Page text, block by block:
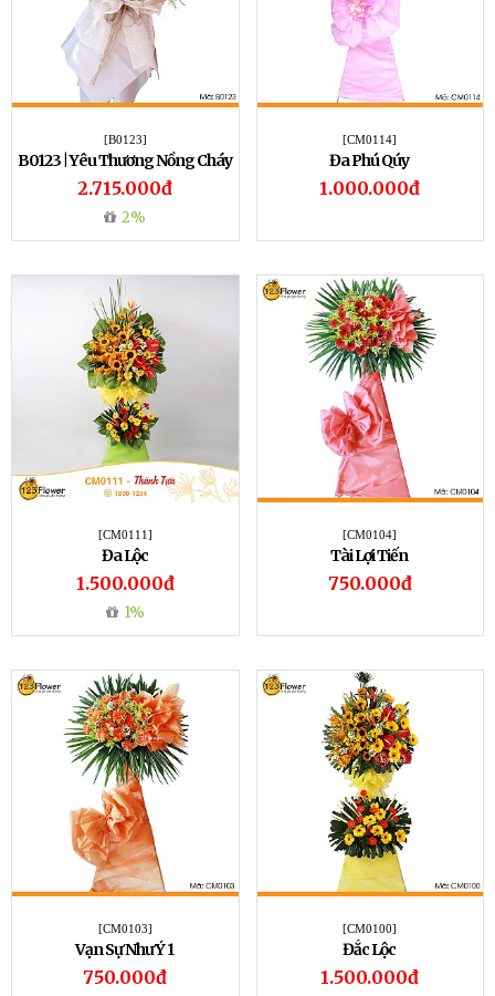
[B0123]
B0123 | Yêu Thương Nồng Cháy
2.715.000đ
2%
[CM0114]
Đa Phú Qúy
1.000.000đ
[CM0111]
Đa Lộc
1.500.000đ
1%
[CM0104]
Tài Lợi Tiến
750.000đ
[CM0103]
Vạn Sự Như Ý 1
750.000đ
[CM0100]
Đắc Lộc
1.500.000đ